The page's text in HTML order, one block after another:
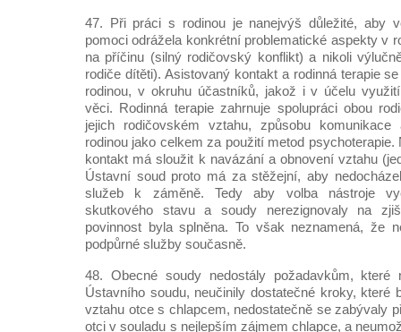
47. Při práci s rodinou je nanejvýš důležité, aby
pomoci odrážela konkrétní problematické aspekty v
na příčinu (silný rodičovský konflikt) a nikoli
rodiče dítěti). Asistovaný kontakt a rodinná terapie
rodinou, v okruhu účastníků, jakož i v účelu
věci. Rodinná terapie zahrnuje spolupráci obou
jejich rodičovském vztahu, způsobu
rodinou jako celkem za použití metod psychoterapie.
kontakt má sloužit k navázání a obnovení vztahu
Ústavní soud proto má za stěžejní, aby
služeb k záměně. Tedy aby volba nástroje
skutkového stavu a soudy nerezignovaly na
povinnost byla splněna. To však neznamená, že
podpůrné služby současně.
48. Obecné soudy nedostály požadavkům, které
Ústavního soudu, neučinily dostatečné kroky, které
vztahu otce s chlapcem, nedostatečně se zabývaly
otci v souladu s nejlepším zájmem chlapce, a